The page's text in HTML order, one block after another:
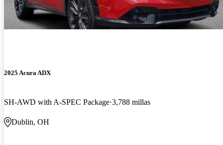
2025 Acura ADX
SH-AWD with A-SPEC Package 3,788 millas
Dublin, OH